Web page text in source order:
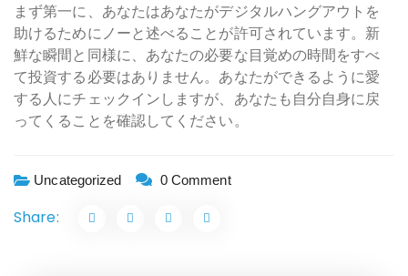
まず第一に、あなたはあなたがデジタルハングアウトを
助けるためにノーと述べることが許可されています。新
鮮な瞬間と同様に、あなたの必要な目覚めの時間をすべ
て投資する必要はありません。あなたができるように愛
する人にチェックインしますが、あなたも自分自身に戻
ってくることを確認してください。
Uncategorized 0 Comment
Share: